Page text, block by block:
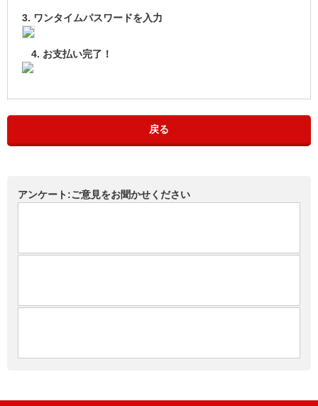
3. ワンタイムパスワードを入力
4. お支払い完了！
戻る
アンケート:ご意見をお聞かせください